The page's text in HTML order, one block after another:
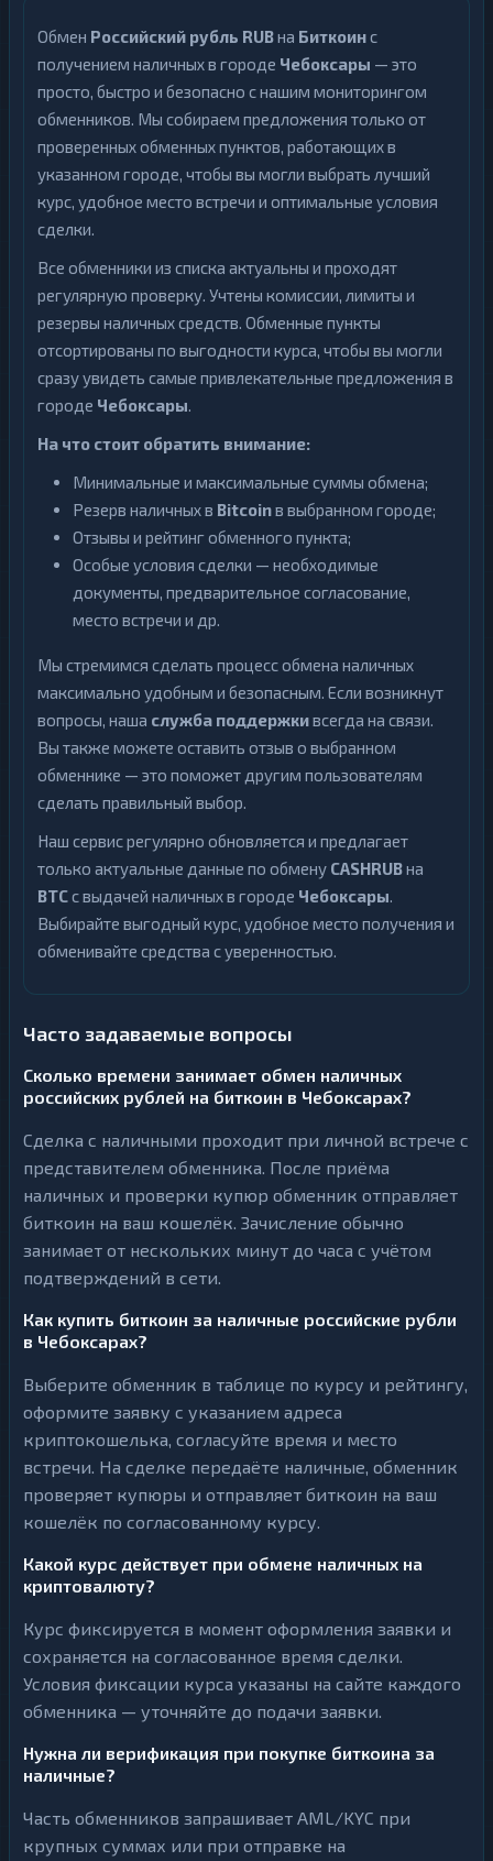
Обмен Российский рубль RUBна Биткоинс
получением наличных в городе Чебоксары — это
просто, быстро и безопасно с нашим мониторингом
обменников. Мы собираем предложения только от
проверенных обменных пунктов, работающих в
указанном городе, чтобы вы могли выбрать лучший
курс, удобное место встречи и оптимальные условия
сделки.
Все обменники из списка актуальны и проходят
регулярную проверку. Учтены комиссии, лимиты и
резервы наличных средств. Обменные пункты
отсортированы по выгодности курса, чтобы вы могли
сразу увидеть самые привлекательные предложения в
городе Чебоксары.
На что стоит обратить внимание:
Минимальные и максимальные суммы обмена;
Резерв наличных в Bitcoinв выбранном городе;
Отзывы и рейтинг обменного пункта;
Особые условия сделки — необходимые
документы, предварительное согласование,
место встречи и др.
Мы стремимся сделать процесс обмена наличных
максимально удобным и безопасным. Если возникнут
вопросы, наша служба поддержкивсегда на связи.
Вы также можете оставить отзыв о выбранном
обменнике — это поможет другим пользователям
сделать правильный выбор.
Наш сервис регулярно обновляется и предлагает
только актуальные данные по обмену CASHRUBна
BTCс выдачей наличных в городе Чебоксары.
Выбирайте выгодный курс, удобное место получения и
обменивайте средства с уверенностью.
Часто задаваемые вопросы
Сколько времени занимает обмен наличных
российских рублей на биткоин в Чебоксарах?
Сделка с наличными проходит при личной встрече с
представителем обменника. После приёма
наличных и проверки купюр обменник отправляет
биткоин на ваш кошелёк. Зачисление обычно
занимает от нескольких минут до часа с учётом
подтверждений в сети.
Как купить биткоин за наличные российские рубли
в Чебоксарах?
Выберите обменник в таблице по курсу и рейтингу,
оформите заявку с указанием адреса
криптокошелька, согласуйте время и место
встречи. На сделке передаёте наличные, обменник
проверяет купюры и отправляет биткоин на ваш
кошелёк по согласованному курсу.
Какой курс действует при обмене наличных на
криптовалюту?
Курс фиксируется в момент оформления заявки и
сохраняется на согласованное время сделки.
Условия фиксации курса указаны на сайте каждого
обменника — уточняйте до подачи заявки.
Нужна ли верификация при покупке биткоина за
наличные?
Часть обменников запрашивает AML/KYC при
крупных суммах или при отправке на